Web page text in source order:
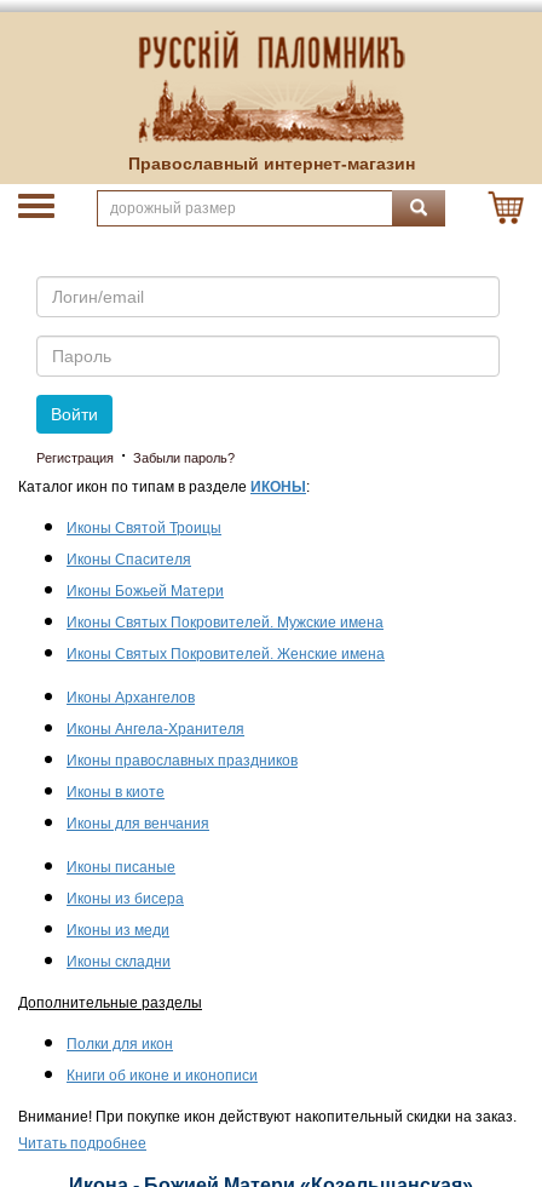
Православный интернет-магазин
Email
Пароль
Войти
Регистрация · Забыли пароль?
Каталог икон по типам в разделе ИКОНЫ :
Иконы Святой Троицы
Иконы Спасителя
Иконы Божьей Матери
Иконы Святых Покровителей. Мужские имена
Иконы Святых Покровителей. Женские имена
Иконы Архангелов
Иконы Ангела-Хранителя
Иконы православных праздников
Иконы в киоте
Иконы для венчания
Иконы писаные
Иконы из бисера
Иконы из меди
Иконы складни
Дополнительные разделы
Полки для икон
Книги об иконе и иконописи
Внимание! При покупке икон действуют накопительный скидки на заказ.
Читать подробнее